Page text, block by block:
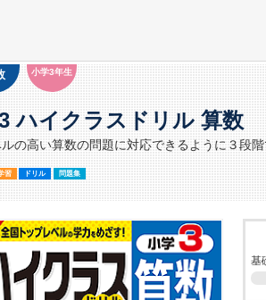
小学3年生
ハイクラスドリル 算数
の高い算数の問題に対応できるように３段
習 ドリル 問題集
基